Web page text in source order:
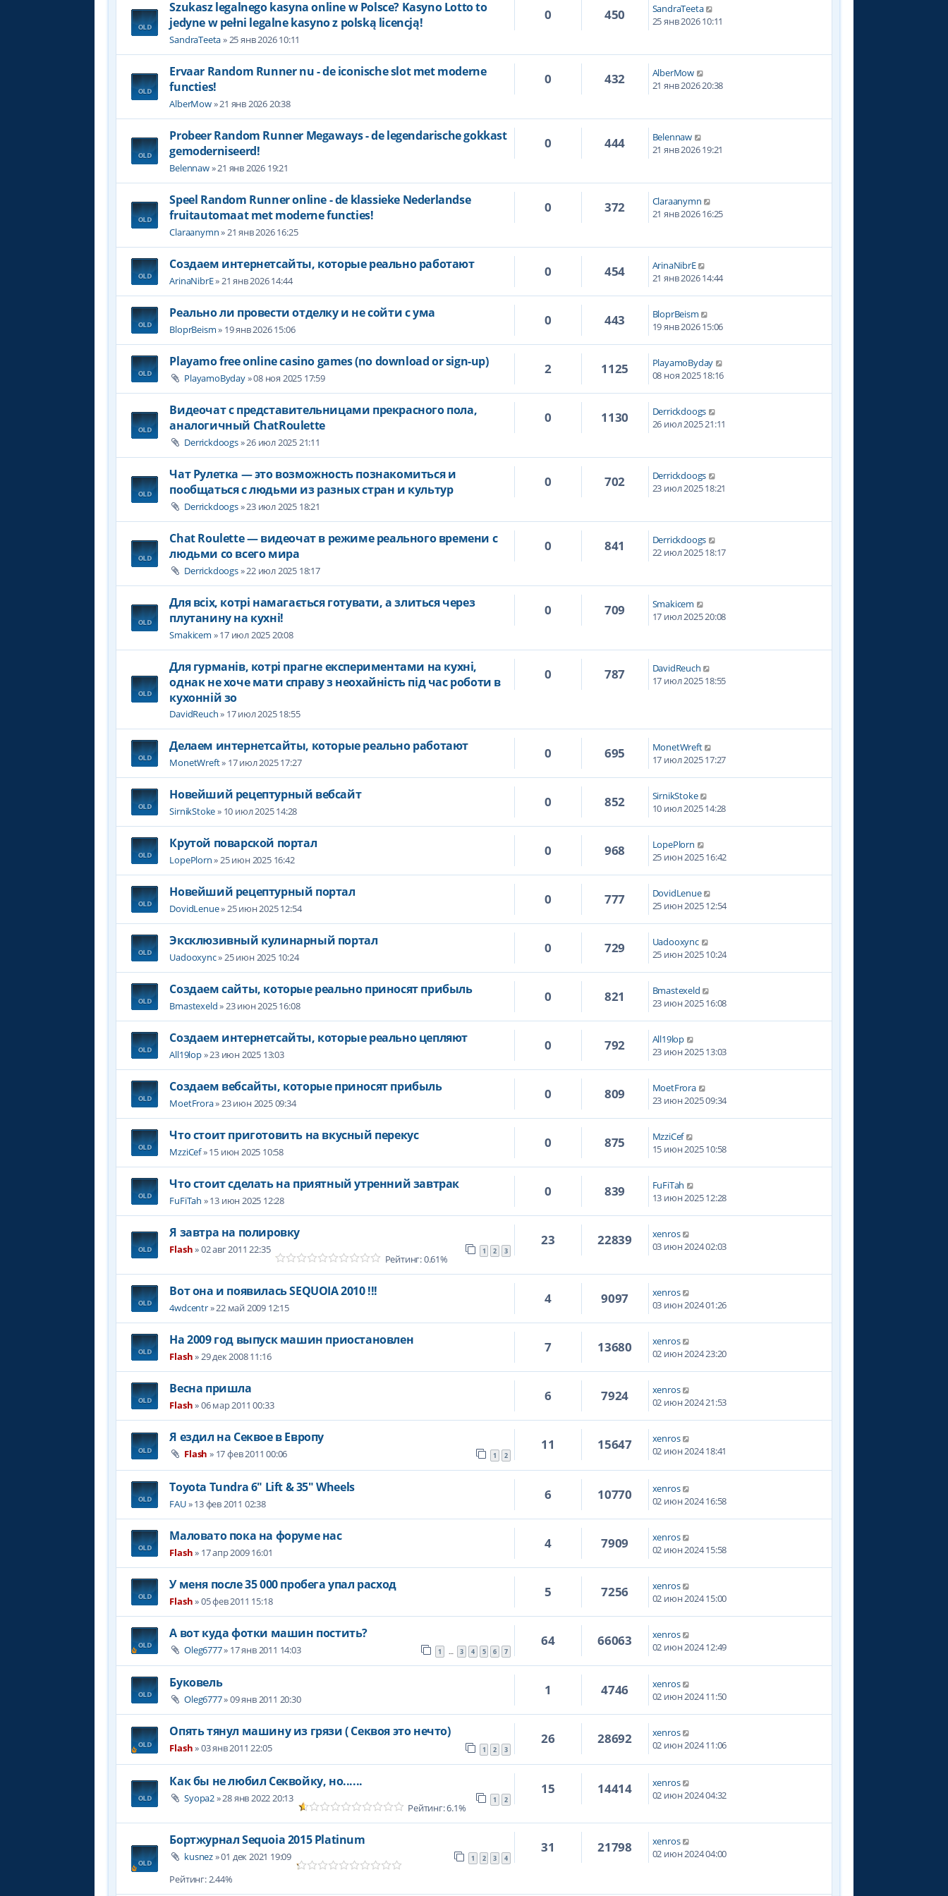
Szukasz legalnego kasyna online w Polsce? Kasyno Lotto to
jedyne w pełni legalne kasyno z polską licencją!
SandraTeeta» 25 янв 2026 10:11
0 450
SandraTeeta
25 янв 2026 10:11
Ervaar Random Runner nu - de iconische slot met moderne
functies!
AlberMow» 21 янв 2026 20:38
0 432
AlberMow
21 янв 2026 20:38
Probeer Random Runner Megaways - de legendarische gokkast
gemoderniseerd!
Belennaw» 21 янв 2026 19:21
0 444
Belennaw
21 янв 2026 19:21
Speel Random Runner online - de klassieke Nederlandse
fruitautomaat met moderne functies!
Claraanymn» 21 янв 2026 16:25
0 372
Claraanymn
21 янв 2026 16:25
Создаем интернетсайты, которые реально работают
ArinaNibrE» 21 янв 2026 14:44
0 454
ArinaNibrE
21 янв 2026 14:44
Реально ли провести отделку и не сойти с ума
BloprBeism» 19 янв 2026 15:06
0 443
BloprBeism
19 янв 2026 15:06
Playamo free online casino games (no download or sign-up)
PlayamoByday» 08 ноя 2025 17:59
2 1125
PlayamoByday
08 ноя 2025 18:16
Видеочат с представительницами прекрасного пола,
аналогичный ChatRoulette
Derrickdoogs» 26 июл 2025 21:11
0 1130
Derrickdoogs
26 июл 2025 21:11
Чат Рулетка — это возможность познакомиться и
пообщаться с людьми из разных стран и культур
Derrickdoogs» 23 июл 2025 18:21
0 702
Derrickdoogs
23 июл 2025 18:21
Chat Roulette — видеочат в режиме реального времени с
людьми со всего мира
Derrickdoogs» 22 июл 2025 18:17
0 841
Derrickdoogs
22 июл 2025 18:17
Для всіх, котрі намагається готувати, а злиться через
плутанину на кухні!
Smakicem » 17 июл 2025 20:08
0 709
Smakicem
17 июл 2025 20:08
Для гурманів, котрі прагне експериментами на кухні,
однак не хоче мати справу з неохайність під час роботи в
кухонній зо
DavidReuch» 17 июл 2025 18:55
0 787
DavidReuch
17 июл 2025 18:55
Делаем интернетсайты, которые реально работают
MonetWreft» 17 июл 2025 17:27
0 695
MonetWreft
17 июл 2025 17:27
Новейший рецептурный вебсайт
SirnikStoke» 10 июл 2025 14:28
0 852
SirnikStoke
10 июл 2025 14:28
Крутой поварской портал
LopePlorn» 25 июн 2025 16:42
0 968
LopePlorn
25 июн 2025 16:42
Новейший рецептурный портал
DovidLenue» 25 июн 2025 12:54
0 777
DovidLenue
25 июн 2025 12:54
Эксклюзивный кулинарный портал
Uadooxync» 25 июн 2025 10:24
0 729
Uadooxync
25 июн 2025 10:24
Создаем сайты, которые реально приносят прибыль
Bmastexeld» 23 июн 2025 16:08
0 821
Bmastexeld
23 июн 2025 16:08
Создаем интернетсайты, которые реально цепляют
All19lop» 23 июн 2025 13:03
0 792
All19lop
23 июн 2025 13:03
Создаем вебсайты, которые приносят прибыль
MoetFrora» 23 июн 2025 09:34
0 809
MoetFrora
23 июн 2025 09:34
Что стоит приготовить на вкусный перекус
MzziCef» 15 июн 2025 10:58
0 875
MzziCef
15 июн 2025 10:58
Что стоит сделать на приятный утренний завтрак
FuFiTah » 13 июн 2025 12:28
0 839
FuFiTah
13 июн 2025 12:28
Я завтра на полировку
Flash» 02 авг 2011 22:35 1 2 3
Рейтинг: 0.61%
23 22839
xenros
03 июн 2024 02:03
Вот она и появилась SEQUOIA 2010 !!!
4wdcentr» 22 май 2009 12:15
4 9097
xenros
03 июн 2024 01:26
На 2009 год выпуск машин приостановлен
Flash» 29 дек 2008 11:16
7 13680
xenros
02 июн 2024 23:20
Весна пришла
Flash» 06 мар 2011 00:33
6 7924
xenros
02 июн 2024 21:53
Я ездил на Секвое в Европу
Flash » 17 фев 2011 00:06 1 2
11 15647
xenros
02 июн 2024 18:41
Toyota Tundra 6" Lift & 35" Wheels
FAU» 13 фев 2011 02:38
6 10770
xenros
02 июн 2024 16:58
Маловато пока на форуме нас
Flash» 17 апр 2009 16:01
4 7909
xenros
02 июн 2024 15:58
У меня после 35 000 пробега упал расход
Flash» 05 фев 2011 15:18
5 7256
xenros
02 июн 2024 15:00
А вот куда фотки машин постить?
Oleg6777» 17 янв 2011 14:03 1 … 3 4 5 6 7
64 66063
xenros
02 июн 2024 12:49
Буковель
Oleg6777» 09 янв 2011 20:30
1 4746
xenros
02 июн 2024 11:50
Опять тянул машину из грязи ( Секвоя это нечто)
Flash» 03 янв 2011 22:05 1 2 3
26 28692
xenros
02 июн 2024 11:06
Как бы не любил Секвойку, но......
Syopa2» 28 янв 2022 20:13 1 2
Рейтинг: 6.1%
15 14414
xenros
02 июн 2024 04:32
Бортжурнал Sequoia 2015 Platinum
kusnez» 01 дек 2021 19:09 1 2 3 4
Рейтинг: 2.44%
31 21798
xenros
02 июн 2024 04:00